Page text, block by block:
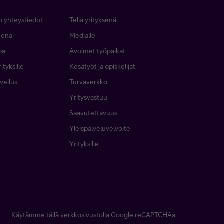
yhteystiedot
Telia yrityksenä
Medialle
Avoimet työpaikat
Kesätyöt ja opiskelijat
Turvaverkko
Yritysvastuu
Saavutettavuus
Yleispalveluvelvoite
Yrityksille
Käytämme tällä verkkosivustolla Google reCAPTCHAa